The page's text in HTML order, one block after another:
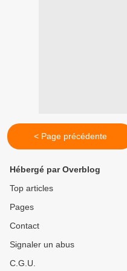
< Page précédente
Hébergé par Overblog
Top articles
Pages
Contact
Signaler un abus
C.G.U.